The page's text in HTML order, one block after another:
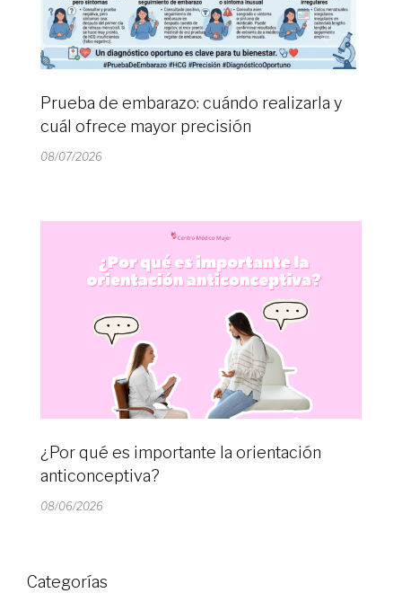
Prueba de embarazo: cuándo realizarla y
cuál ofrece mayor precisión
08/07/2026
¿Por qué es importante la orientación
anticonceptiva?
08/06/2026
Categorías